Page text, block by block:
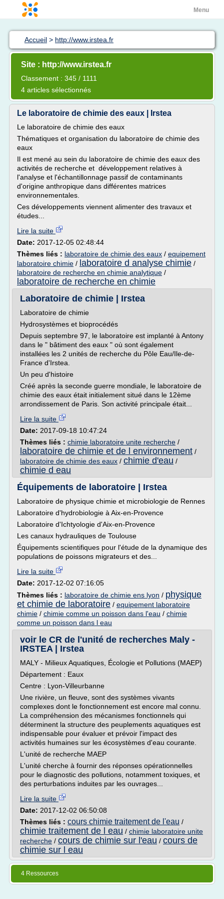
Menu
Accueil > http://www.irstea.fr
Site : http://www.irstea.fr
Classement : 345 / 1111
4 articles sélectionnés
Le laboratoire de chimie des eaux | Irstea
Le laboratoire de chimie des eaux
Thématiques et organisation du laboratoire de chimie des
eaux
Il est mené au sein du laboratoire de chimie des eaux des
activités de recherche et développement relatives à
l'analyse et l'échantillonnage passif de contaminants
d'origine anthropique dans différentes matrices
environnementales.
Ces développements viennent alimenter des travaux et
études...
Lire la suite
Date: 2017-12-05 02:48:44
Thèmes liés : laboratoire de chimie des eaux / equipement
laboratoire chimie / laboratoire d analyse chimie /
laboratoire de recherche en chimie analytique /
laboratoire de recherche en chimie
Laboratoire de chimie | Irstea
Laboratoire de chimie
Hydrosystèmes et bioprocédés
Depuis septembre 97, le laboratoire est implanté à Antony
dans le " bâtiment des eaux " où sont également
installées les 2 unités de recherche du Pôle Eau/Ile-de-
France d'Irstea.
Un peu d'histoire
Créé après la seconde guerre mondiale, le laboratoire de
chimie des eaux était initialement situé dans le 12ème
arrondissement de Paris. Son activité principale était...
Lire la suite
Date: 2017-09-18 10:47:24
Thèmes liés : chimie laboratoire unite recherche /
laboratoire de chimie et de l environnement /
laboratoire de chimie des eaux / chimie d'eau /
chimie d eau
Équipements de laboratoire | Irstea
Laboratoire de physique chimie et microbiologie de Rennes
Laboratoire d'hydrobiologie à Aix-en-Provence
Laboratoire d'Ichtyologie d'Aix-en-Provence
Les canaux hydrauliques de Toulouse
Équipements scientifiques pour l'étude de la dynamique des
populations de poissons migrateurs et des...
Lire la suite
Date: 2017-12-02 07:16:05
Thèmes liés : laboratoire de chimie ens lyon / physique
et chimie de laboratoire / equipement laboratoire
chimie / chimie comme un poisson dans l'eau / chimie
comme un poisson dans l eau
voir le CR de l'unité de recherches Maly -
IRSTEA | Irstea
MALY - Milieux Aquatiques, Écologie et Pollutions (MAEP)
Département : Eaux
Centre : Lyon-Villeurbanne
Une rivière, un fleuve, sont des systèmes vivants
complexes dont le fonctionnement est encore mal connu.
La compréhension des mécanismes fonctionnels qui
déterminent la structure des peuplements aquatiques est
indispensable pour évaluer et prévoir l'impact des
activités humaines sur les écosystèmes d'eau courante.
L'unité de recherche MAEP
L'unité cherche à fournir des réponses opérationnelles
pour le diagnostic des pollutions, notamment toxiques, et
des perturbations induites par les ouvrages...
Lire la suite
Date: 2017-12-02 06:50:08
Thèmes liés : cours chimie traitement de l'eau /
chimie traitement de l eau / chimie laboratoire unite
recherche / cours de chimie sur l'eau / cours de
chimie sur l eau
4 Ressources